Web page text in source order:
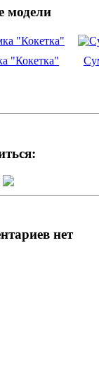
модели
"Кокетка"
нет